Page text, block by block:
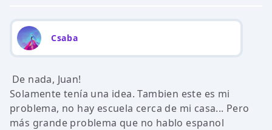
Csaba
De nada, Juan!
Solamente tenía una idea. Tambien este es mi
problema, no hay escuela cerca de mi casa... Pero
más grande problema que no hablo espanol